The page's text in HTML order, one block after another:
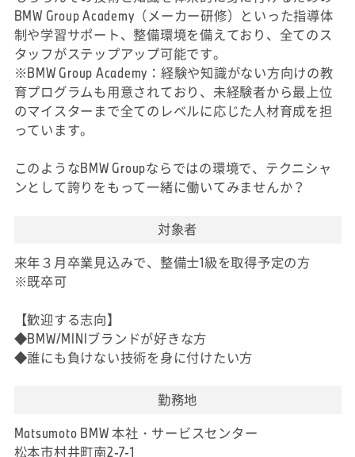
BMW Group Academy（メーカー研修）といった指導体
制や学習サポート、整備環境を備えており、全てのス
タッフがステップアップ可能です。
※BMW Group Academy：経験や知識がない方向けの教
育プログラムも用意されており、未経験者から最上位
のマイスターまで全てのレベルに応じた人材育成を担
っています。
このようなBMW Groupならではの環境で、テクニシャ
ンとして誇りをもって一緒に働いてみませんか？
対象者
来年３月卒業見込みで、整備士1級を取得予定の方
※既卒可
【歓迎する志向】
◆BMW/MINIブランドが好きな方
◆誰にも負けない技術を身に付けたい方
勤務地
Matsumoto BMW 本社・サービスセンター
松本市村井町南2-7-1